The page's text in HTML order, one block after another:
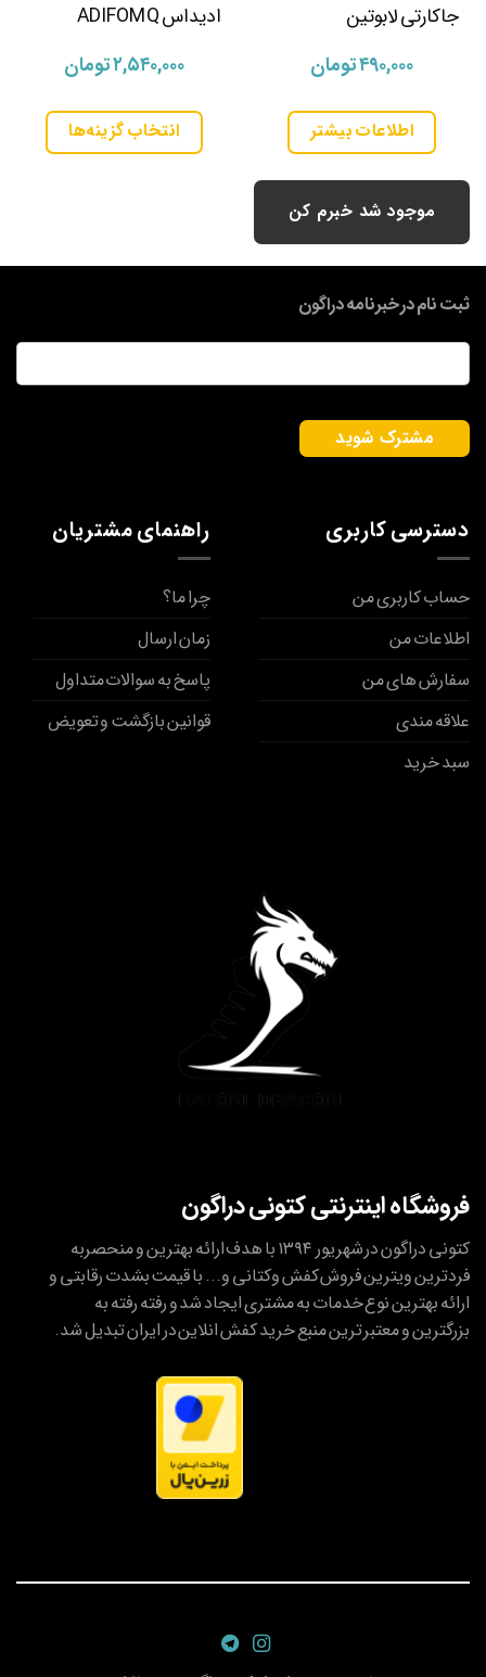
جاکارتی لابوتین
۴۹۰,۰۰۰تومان
اطلاعات بیشتر
موجود شد خبرم کن
ادیداس ADIFOM Q
۲,۵۴۰,۰۰۰تومان
انتخاب گزینه‌ها
دسترسی کاربری
حساب کاربری من
اطلاعات من
سفارش های من
علاقه مندی
سبد خرید
ثبت نام در خبرنامه دراگون
ایمیل*
راهنمای مشتریان
چرا ما؟
زمان ارسال
پاسخ به سوالات متداول
قوانین بازگشت و تعویض
فروشگاه اینترنتی کتونی دراگون
کتونی دراگون در شهریور ۱۳۹۴ با هدف ارائه بهترین و منحصربه
فردترین ویترین فروش کفش وکتانی و... با قیمت بشدت رقابتی و
ارائه بهترین نوع خدمات به مشتری ایجاد شد و رفته رفته به
بزرگترین و معتبر ترین منبع خرید کفش انلاین در ایران تبدیل شد.